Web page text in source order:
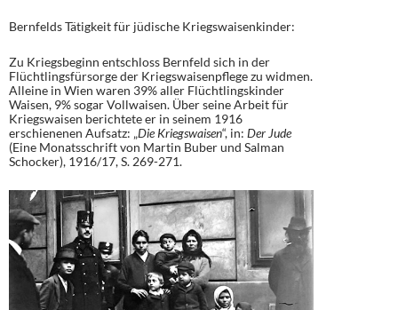
Bernfelds Tätigkeit für jüdische Kriegswaisenkinder:
Zu Kriegsbeginn entschloss Bernfeld sich in der
Flüchtlingsfürsorge der Kriegswaisenpflege zu widmen.
Alleine in Wien waren 39% aller Flüchtlingskinder
Waisen, 9% sogar Vollwaisen. Über seine Arbeit für
Kriegswaisen berichtete er in seinem 1916
erschienenen Aufsatz: „Die Kriegswaisen“, in: Der Jude
(Eine Monatsschrift von Martin Buber und Salman
Schocker), 1916/17, S. 269-271.